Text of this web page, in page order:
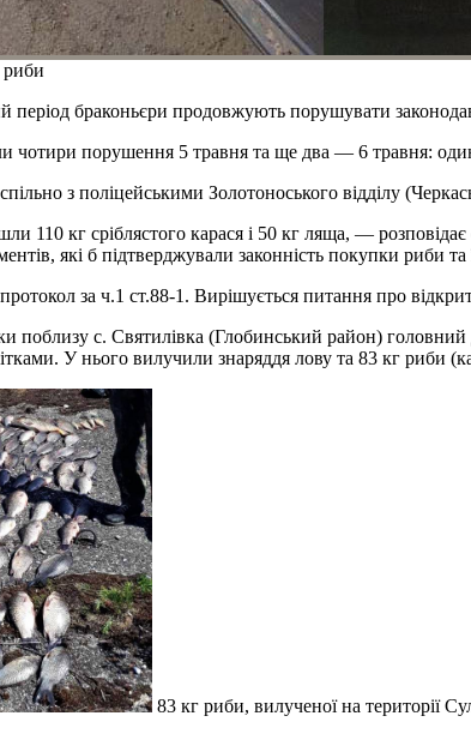
риби
браконьєри продовжують порушувати
чотири порушення 5 травня та ще два — 6 травня:
з поліцейськими Золотоноського відділу
110 кг сріблястого карася і 50 кг ляща, —
які б підтверджували законність покупки риби та
за ч.1 ст.88-1. Вирішується питання про
поблизу с. Святилівка (Глобинський район)
У нього вилучили знаряддя лову та 83 кг риби
83 кг риби, вилученої на території